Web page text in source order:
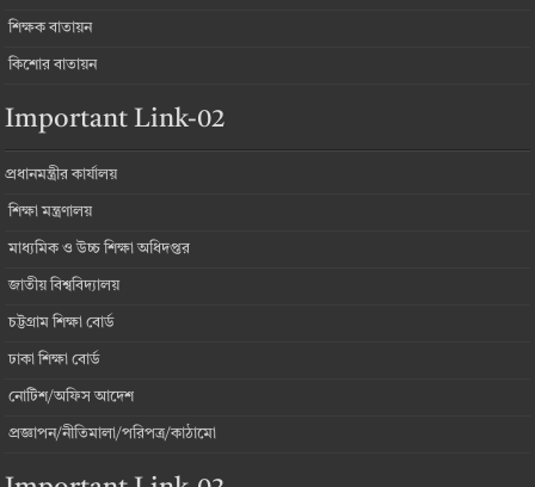
শিক্ষক বাতায়ন
কিশোর বাতায়ন
Important Link-02
প্রধানমন্ত্রীর কার্যালয়
শিক্ষা মন্ত্রণালয়
মাধ্যমিক ও উচ্চ শিক্ষা অধিদপ্তর
জাতীয় বিশ্ববিদ্যালয়
চট্টগ্রাম শিক্ষা বোর্ড
ঢাকা শিক্ষা বোর্ড
নোটিশ/অফিস আদেশ
প্রজ্ঞাপন/নীতিমালা/পরিপত্র/কাঠামো